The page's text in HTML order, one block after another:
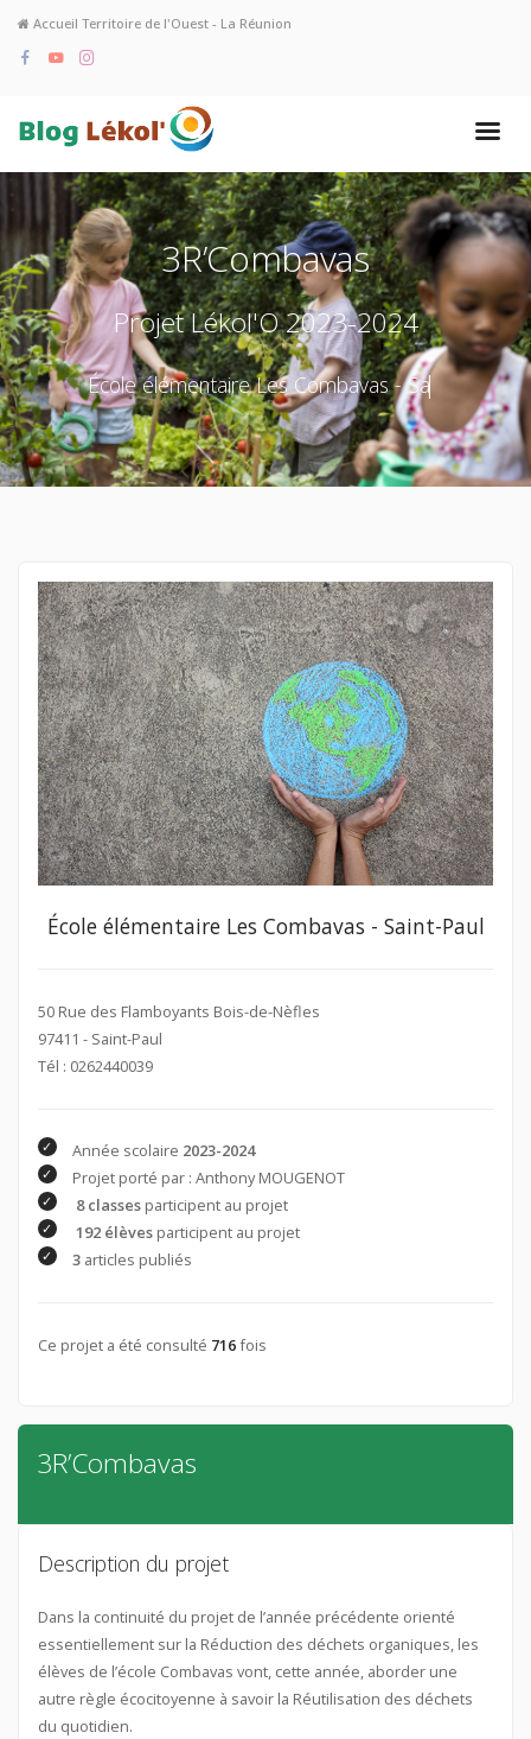
Accueil Territoire de l'Ouest - La Réunion
3R’Combavas
Projet Lékol'O 2023-2024
École élémentaire Les Combavas - Sain
École élémentaire Les Combavas - Saint-Paul
50 Rue des Flamboyants Bois-de-Nèfles
97411 - Saint-Paul
Tél : 0262440039
Année scolaire 2023-2024
Projet porté par : Anthony MOUGENOT
8 classesparticipent au projet
192 élèvesparticipent au projet
3articles publiés
Ce projet a été consulté 716fois
3R’Combavas
Description du projet
Dans la continuité du projet de l’année précédente orienté
essentiellement sur la Réduction des déchets organiques, les
élèves de l’école Combavas vont, cette année, aborder une
autre règle écocitoyenne à savoir la Réutilisation des déchets
du quotidien.